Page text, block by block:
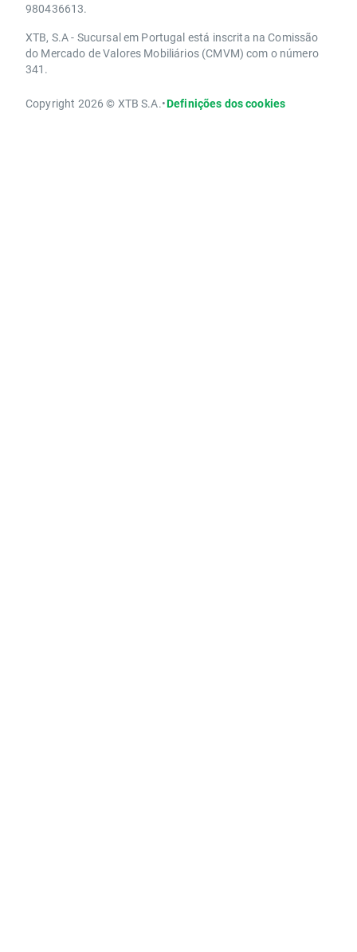
980436613.
XTB, S.A - Sucursal em Portugal está inscrita na Comissão
do Mercado de Valores Mobiliários (CMVM) com o número
341.
Copyright 2026 © XTB S.A.•Definições dos cookies